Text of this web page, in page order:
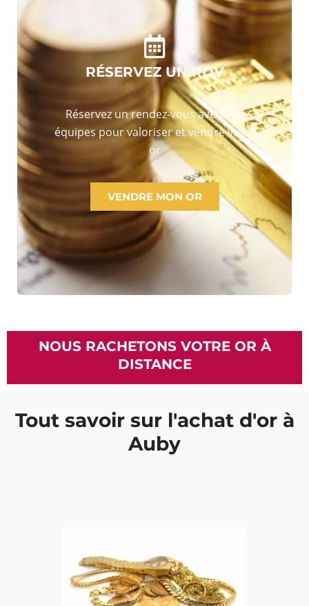
RÉSERVEZ UN RDV
Réservez un rendez-vous avec nos
équipes pour valoriser et vendre votre
or
VENDRE MON OR
NOUS RACHETONS VOTRE OR À
DISTANCE
Tout savoir sur l'achat d'or à
Auby